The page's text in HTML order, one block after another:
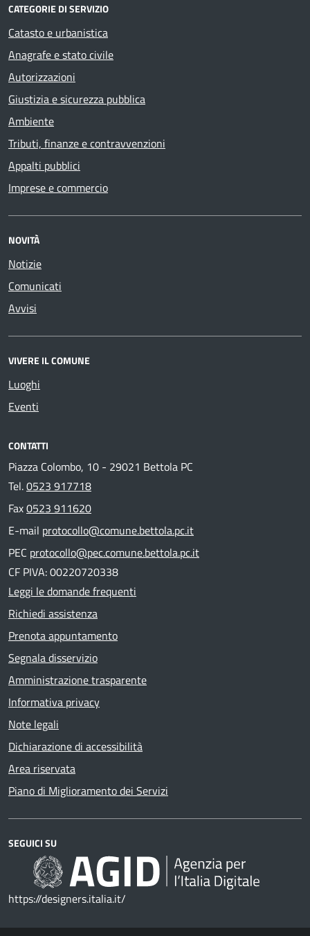
CATEGORIE DI SERVIZIO
Catasto e urbanistica
Anagrafe e stato civile
Autorizzazioni
Giustizia e sicurezza pubblica
Ambiente
Tributi, finanze e contravvenzioni
Appalti pubblici
Imprese e commercio
NOVITÀ
Notizie
Comunicati
Avvisi
VIVERE IL COMUNE
Luoghi
Eventi
CONTATTI
Piazza Colombo, 10 - 29021 Bettola PC
Tel.0523 917718
Fax0523 911620
E-mail protocollo@comune.bettola.pc.it
PEC protocollo@pec.comune.bettola.pc.it
CF PIVA: 00220720338
Leggi le domande frequenti
Richiedi assistenza
Prenota appuntamento
Segnala disservizio
Amministrazione trasparente
Informativa privacy
Note legali
Dichiarazione di accessibilità
Area riservata
Piano di Miglioramento dei Servizi
SEGUICI SU
https://designers.italia.it/